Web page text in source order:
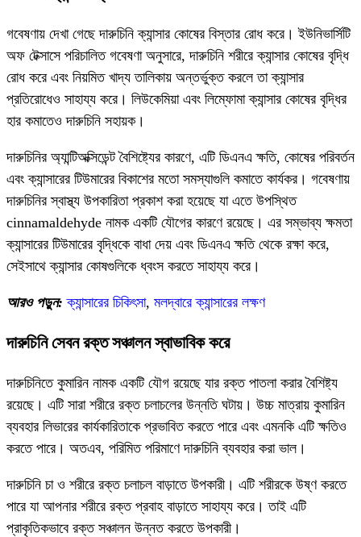
গবেষণায় দেখা গেছে দারুচিনি ক্যান্সার কোষের বিস্তার রোধ করে। ইউনিভার্সিটি
অফ টেক্সাসে পরিচালিত গবেষণা অনুসারে, দারুচিনি শরীরে ক্যান্সার কোষের বৃদ্ধি
রোধ করে এবং নিয়মিত খাদ্য তালিকায় অন্তর্ভুক্ত করলে তা ক্যান্সার
প্রতিরোধেও সাহায্য করে। লিউকেমিয়া এবং লিম্ফোমা ক্যান্সার কোষের বৃদ্ধির
হার কমাতেও দারুচিনি সহায়ক।
দারুচিনির অ্যান্টিঅক্সিডেন্ট বৈশিষ্ট্যের কারণে, এটি ডিএনএ ক্ষতি, কোষের পরিবর্তন
এবং ক্যান্সারের টিউমারের বিকাশের মতো সমস্যাগুলি কমাতে কার্যকর। গবেষণায়
দারুচিনির স্বাস্থ্য উপকারিতা প্রকাশ করা হয়েছে যা এতে উপস্থিত
cinnamaldehyde নামক একটি যৌগের কারণে রয়েছে। এর সম্ভাব্য ক্ষমতা
ক্যান্সারের টিউমারের বৃদ্ধিকে বাধা দেয় এবং ডিএনএ ক্ষতি থেকে রক্ষা করে,
সেইসাথে ক্যান্সার কোষগুলিকে ধ্বংস করতে সাহায্য করে।
আরও পড়ুন: ক্যান্সারের চিকিৎসা, মলদ্বারে ক্যান্সারের লক্ষণ
দারুচিনি সেবন রক্ত ​​সঞ্চালন স্বাভাবিক করে
দারুচিনিতে কুমারিন নামক একটি যৌগ রয়েছে যার রক্ত ​​পাতলা করার বৈশিষ্ট্য
রয়েছে। এটি সারা শরীরে রক্ত ​​চলাচলের উন্নতি ঘটায়। উচ্চ মাত্রায় কুমারিন
ব্যবহার লিভারের কার্যকারিতাকে প্রভাবিত করতে পারে এবং এমনকি এটি ক্ষতিও
করতে পারে। অতএব, পরিমিত পরিমাণে দারুচিনি ব্যবহার করা ভাল।
দারুচিনি চা ও শরীরে রক্ত ​​চলাচল বাড়াতে উপকারী। এটি শরীরকে উষ্ণ করতে
পারে যা আপনার শরীরে রক্ত ​​প্রবাহ বাড়াতে সাহায্য করে। তাই এটি
প্রাকৃতিকভাবে রক্ত ​​সঞ্চালন উন্নত করতে উপকারী।